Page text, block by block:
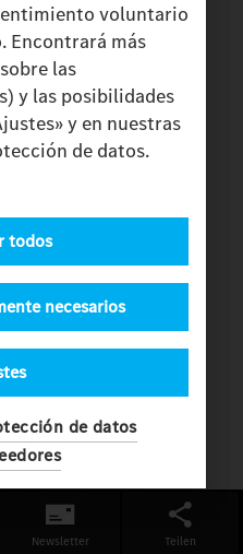
voluntario
Encontrará más
las
y las posibilidades
y en nuestras
de datos.
necesarios
todos
de datos
Newsletter Teilen